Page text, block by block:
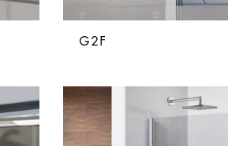
G2F